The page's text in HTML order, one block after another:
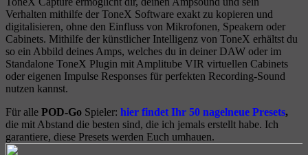
Verhalten mithilfe der ToneX Software exakt zu kopieren und
digitalisieren, ohne den Einfluss von Mikrofonen, Speakern oder
Cabinets. Mithilfe der künstlicher Intelligenz von ToneX erhältst du
so ein Abbild deines Amps, welches du in deiner DAW oder im
Standalone ToneX Plugin mit Amplitube VIR virtuellen Cabinets
oder eigenen Impulse Responses für perfekten Recording-Sound
nutzen kannst.
Für alle POD-Go Spieler: hier findet Ihr 50 nagelneue Presets,
die mit Abstand die besten sind, die ich jemals erstellt habe. Ich
garantiere, diese Presets werden Euch umhauen.